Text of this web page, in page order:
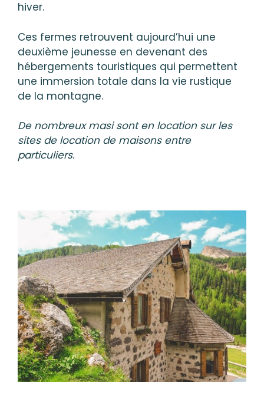
hiver.
Ces fermes retrouvent aujourd’hui une
deuxième jeunesse en devenant des
hébergements touristiques qui permettent
une immersion totale dans la vie rustique
de la montagne.
De nombreux masi sont en location sur les
sites de location de maisons entre
particuliers.